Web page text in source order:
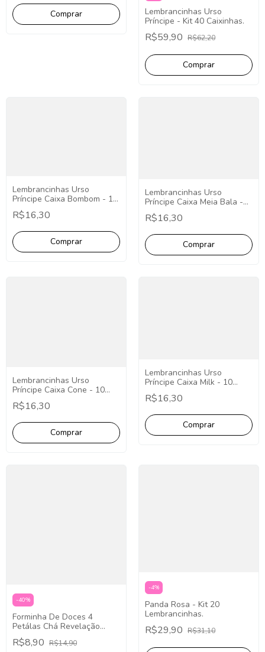
Lembrancinhas Urso
Príncipe - Kit 40 Caixinhas.
R$59,90 R$62,20
Lembrancinhas Urso
Príncipe Caixa Bombom - 10
Unidades.
R$16,30
Lembrancinhas Urso
Príncipe Caixa Meia Bala -
10 Unidades.
R$16,30
Lembrancinhas Urso
Príncipe Caixa Cone - 10
Unidades.
R$16,30
Lembrancinhas Urso
Príncipe Caixa Milk - 10
Unidades.
R$16,30
-40%
Forminha De Doces 4
Petálas Chá Revelação
Ursos Realeza - 40
Unidades.
R$8,90 R$14,90
-4%
Panda Rosa - Kit 20
Lembrancinhas.
R$29,90 R$31,10